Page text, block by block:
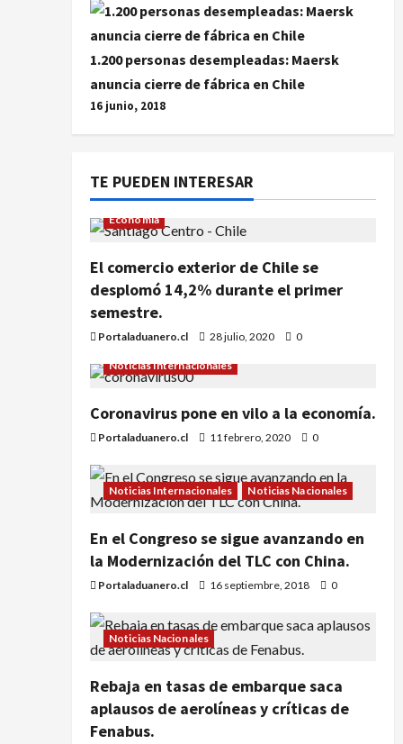
1.200 personas desempleadas: Maersk
anuncia cierre de fábrica en Chile
16 junio, 2018
TE PUEDEN INTERESAR
Economía
El comercio exterior de Chile se
desplomó 14,2% durante el primer
semestre.
Portaladuanero.cl 28 julio, 2020 0
Noticias Internacionales
Coronavirus pone en vilo a la economía.
Portaladuanero.cl 11 febrero, 2020 0
Noticias Internacionales Noticias Nacionales
En el Congreso se sigue avanzando en
la Modernización del TLC con China.
Portaladuanero.cl 16 septiembre, 2018 0
Noticias Nacionales
Rebaja en tasas de embarque saca
aplausos de aerolíneas y críticas de
Fenabus.